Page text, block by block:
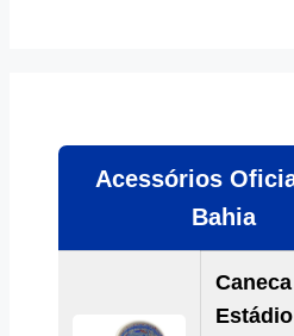
Acessórios
Bahia